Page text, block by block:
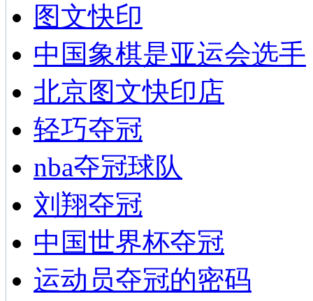
图文快印
中国象棋是亚运会选手
北京图文快印店
轻巧夺冠
nba夺冠球队
刘翔夺冠
中国世界杯夺冠
运动员夺冠的密码